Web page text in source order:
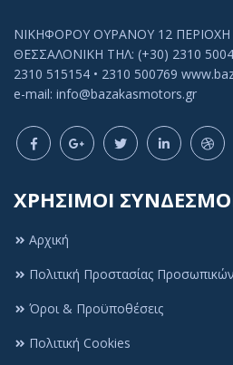
Πολιτική Cookies
ΝΙΚΗΦΟΡΟΥ ΟΥΡΑΝΟΥ 12 ΠΕΡΙΟΧΗ
ΘΕΣΣΑΛΟΝΙΚΗ ΤΗΛ: (+30) 2310
2310 515154 • 2310 500769
e-mail: info@bazakasmotors.gr
ΧΡΗΣΙΜΟΙ
Αρχική
Πολιτική Προστασίας
Όροι & Προϋποθέσεις
Πολιτική Cookies